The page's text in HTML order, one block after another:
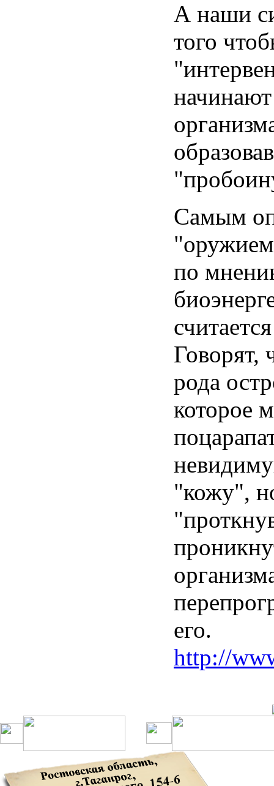
А наши
того
начинают
Самым
по
Говорят,
рода
которое
"кожу",
его.
http://